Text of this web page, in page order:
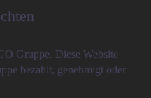
Gruppe. Diese Website
bezahlt, genehmigt oder